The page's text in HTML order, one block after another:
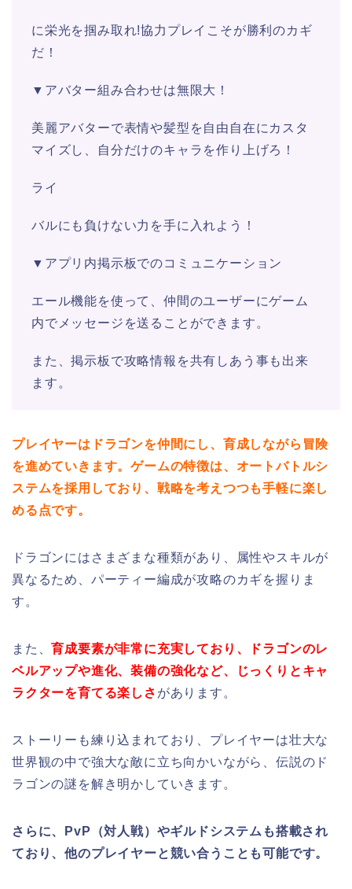
に栄光を掴み取れ!協力プレイこそが勝利のカギ
だ！
▼アバター組み合わせは無限大！
美麗アバターで表情や髪型を自由自在にカスタ
マイズし、自分だけのキャラを作り上げろ！
ライ
バルにも負けない力を手に入れよう！
▼アプリ内掲示板でのコミュニケーション
エール機能を使って、仲間のユーザーにゲーム
内でメッセージを送ることができます。
また、掲示板で攻略情報を共有しあう事も出来
ます。
プレイヤーはドラゴンを仲間にし、育成しながら冒険
を進めていきます。ゲームの特徴は、オートバトルシ
ステムを採用しており、戦略を考えつつも手軽に楽し
める点です。
ドラゴンにはさまざまな種類があり、属性やスキルが
異なるため、パーティー編成が攻略のカギを握りま
す。
また、育成要素が非常に充実しており、ドラゴンのレ
ベルアップや進化、装備の強化など、じっくりとキャ
ラクターを育てる楽しさ があります。
ストーリーも練り込まれており、プレイヤーは壮大な
世界観の中で強大な敵に立ち向かいながら、伝説のド
ラゴンの謎を解き明かしていきます。
さらに、PvP（対人戦）やギルドシステムも搭載され
ており、他のプレイヤーと競い合うことも可能です。